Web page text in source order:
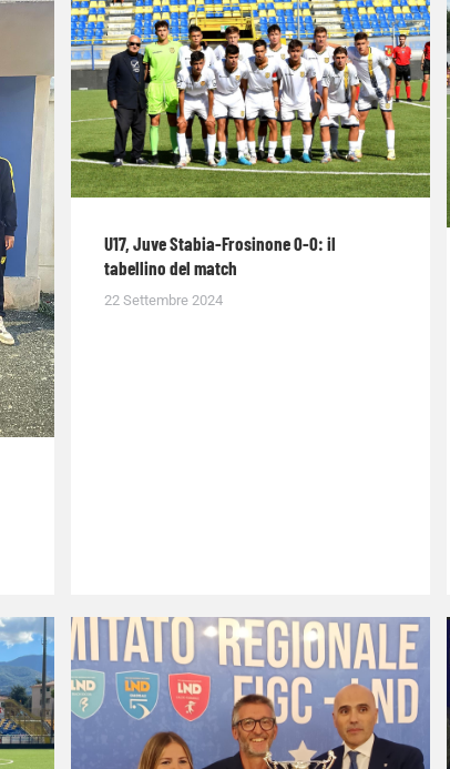
U17, Juve Stabia-Frosinone 0-0: il
tabellino del match
22 Settembre 2024